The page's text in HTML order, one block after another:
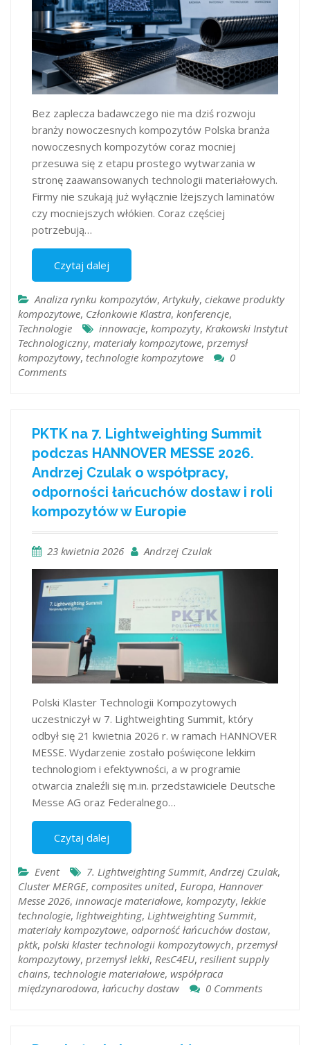
Bez zaplecza badawczego nie ma dziś rozwoju
branży nowoczesnych kompozytów Polska branża
nowoczesnych kompozytów coraz mocniej
przesuwa się z etapu prostego wytwarzania w
stronę zaawansowanych technologii materiałowych.
Firmy nie szukają już wyłącznie lżejszych laminatów
czy mocniejszych włókien. Coraz częściej
potrzebują…
Czytaj dalej
Analiza rynku kompozytów, Artykuły, ciekawe produkty
kompozytowe, Członkowie Klastra, konferencje,
Technologie
innowacje, kompozyty, Krakowski Instytut
Technologiczny, materiały kompozytowe, przemysł
kompozytowy, technologie kompozytowe
0
Comments
PKTK na 7. Lightweighting Summit
podczas HANNOVER MESSE 2026.
Andrzej Czulak o współpracy,
odporności łańcuchów dostaw i roli
kompozytów w Europie
23 kwietnia 2026 Andrzej Czulak
Polski Klaster Technologii Kompozytowych
uczestniczył w 7. Lightweighting Summit, który
odbył się 21 kwietnia 2026 r. w ramach HANNOVER
MESSE. Wydarzenie zostało poświęcone lekkim
technologiom i efektywności, a w programie
otwarcia znaleźli się m.in. przedstawiciele Deutsche
Messe AG oraz Federalnego…
Czytaj dalej
Event 7. Lightweighting Summit, Andrzej Czulak,
Cluster MERGE, composites united, Europa, Hannover
Messe 2026, innowacje materiałowe, kompozyty, lekkie
technologie, lightweighting, Lightweighting Summit,
materiały kompozytowe, odporność łańcuchów dostaw,
pktk, polski klaster technologii kompozytowych, przemysł
kompozytowy, przemysł lekki, ResC4EU, resilient supply
chains, technologie materiałowe, współpraca
międzynarodowa, łańcuchy dostaw 0 Comments